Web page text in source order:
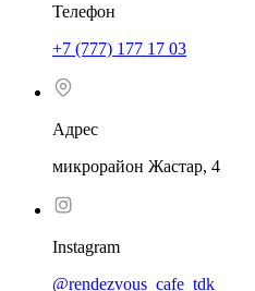
Телефон
+7 (777) 177 17 03
Адрес
микрорайон Жастар, 4
Instagram
@rendezvous_cafe_tdk